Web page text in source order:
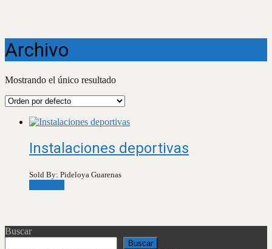
Archivo
Mostrando el único resultado
Instalaciones deportivas
Sold By: Pideloya Guarenas
Buscar
Buscar